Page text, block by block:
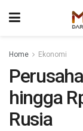
Home Ekonomi
hingga
Rusia